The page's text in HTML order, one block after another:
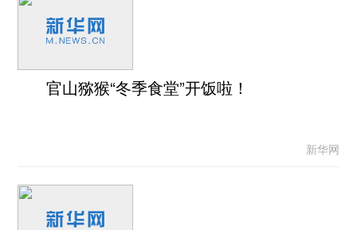
官山猕猴“冬季食堂”开饭啦！
新华网